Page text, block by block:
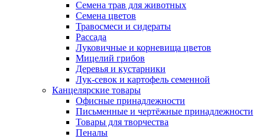
Семена трав для животных
Семена цветов
Травосмеси и сидераты
Рассада
Луковичные и корневища цветов
Мицелий грибов
Деревья и кустарники
Лук-севок и картофель семенной
Канцелярские товары
Офисные принадлежности
Письменные и чертёжные принадлежности
Товары для творчества
Пеналы